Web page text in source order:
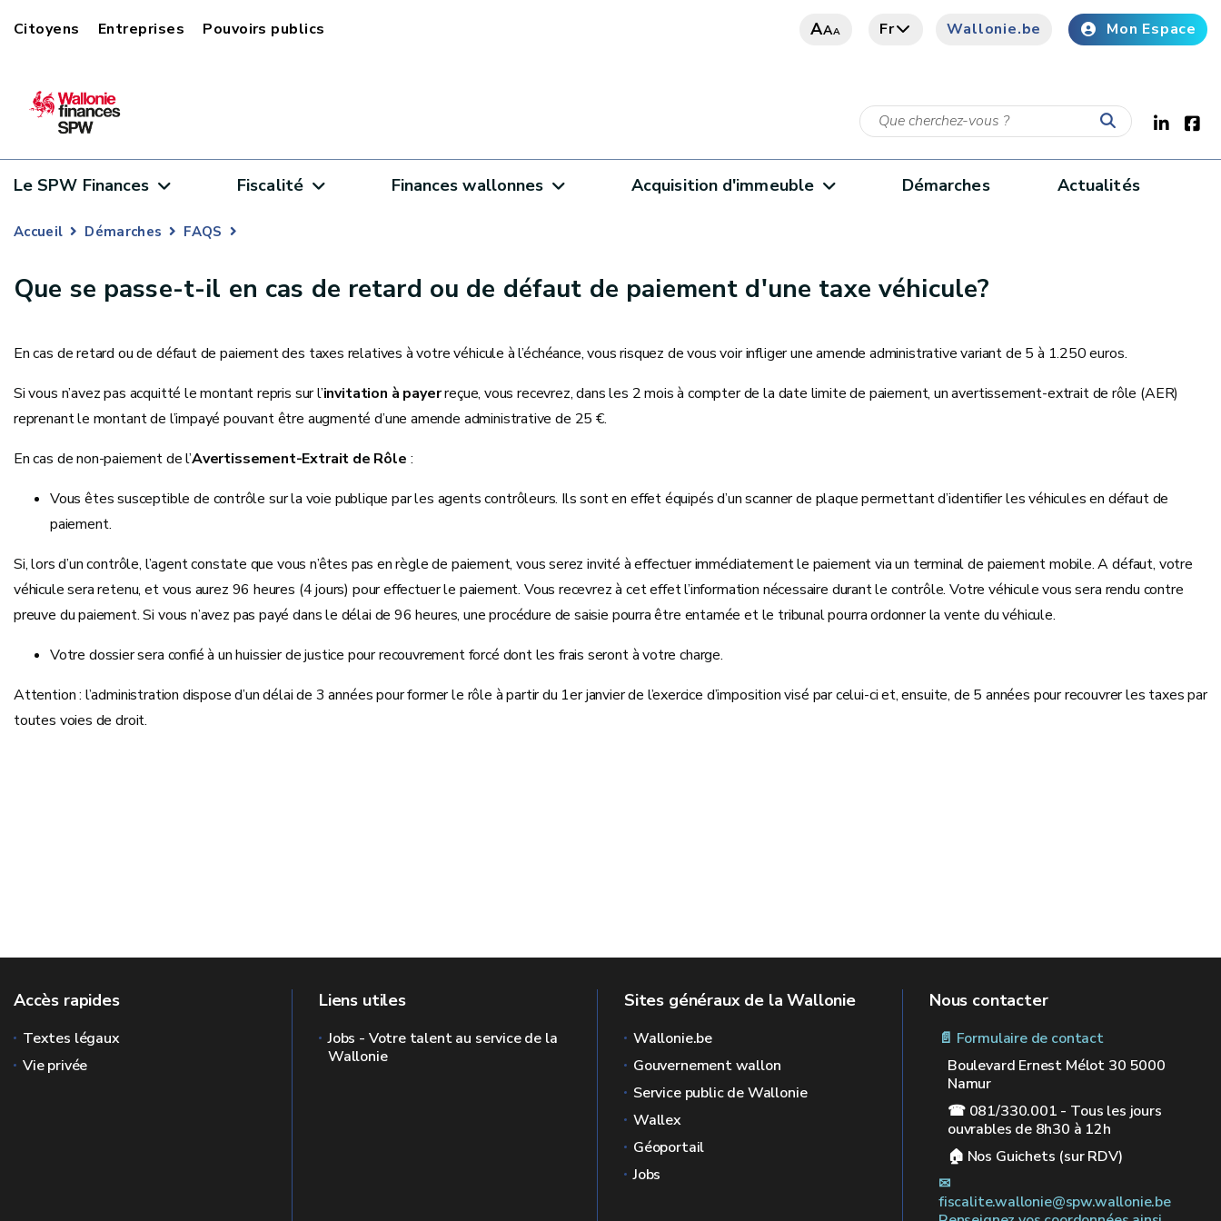
Citoyens Entreprises Pouvoirs publics AAA Fr Wallonie.be Mon Espace
Le SPW Finances Fiscalité Finances wallonnes Acquisition d'immeuble Démarches Actualités
Accueil Démarches FAQS
Que se passe-t-il en cas de retard ou de défaut de paiement d'une taxe véhicule?
En cas de retard ou de défaut de paiement des taxes relatives à votre véhicule à l’échéance, vous risquez de vous voir infliger une amende administrative variant de 5 à 1.250 euros.
Si vous n’avez pas acquitté le montant repris sur l’invitation à payerreçue, vous recevrez, dans les 2 mois à compter de la date limite de paiement, un avertissement-extrait de rôle (AER)
reprenant le montant de l’impayé pouvant être augmenté d’une amende administrative de 25 €.
En cas de non-paiement de l’Avertissement-Extrait de Rôle :
Vous êtes susceptible de contrôle sur la voie publique par les agents contrôleurs. Ils sont en effet équipés d’un scanner de plaque permettant d’identifier les véhicules en défaut de
paiement.
Si, lors d’un contrôle, l’agent constate que vous n’êtes pas en règle de paiement, vous serez invité à effectuer immédiatement le paiement via un terminal de paiement mobile. A défaut, votre
véhicule sera retenu, et vous aurez 96 heures (4 jours) pour effectuer le paiement. Vous recevrez à cet effet l’information nécessaire durant le contrôle. Votre véhicule vous sera rendu contre
preuve du paiement. Si vous n’avez pas payé dans le délai de 96 heures, une procédure de saisie pourra être entamée et le tribunal pourra ordonner la vente du véhicule.
Votre dossier sera confié à un huissier de justice pour recouvrement forcé dont les frais seront à votre charge.
Attention : l’administration dispose d’un délai de 3 années pour former le rôle à partir du 1er janvier de l’exercice d’imposition visé par celui-ci et, ensuite, de 5 années pour recouvrer les taxes par
toutes voies de droit.
Accès rapides
Textes légaux
Vie privée
Liens utiles
Jobs - Votre talent au service de la
Wallonie
Sites généraux de la Wallonie
Wallonie.be
Gouvernement wallon
Service public de Wallonie
Wallex
Géoportail
Jobs
Nous contacter
📄 Formulaire de contact
Boulevard Ernest Mélot 30 5000
Namur
☎ 081/330.001 - Tous les jours
ouvrables de 8h30 à 12h
🏠︎ Nos Guichets (sur RDV)
✉︎
fiscalite.wallonie@spw.wallonie.be